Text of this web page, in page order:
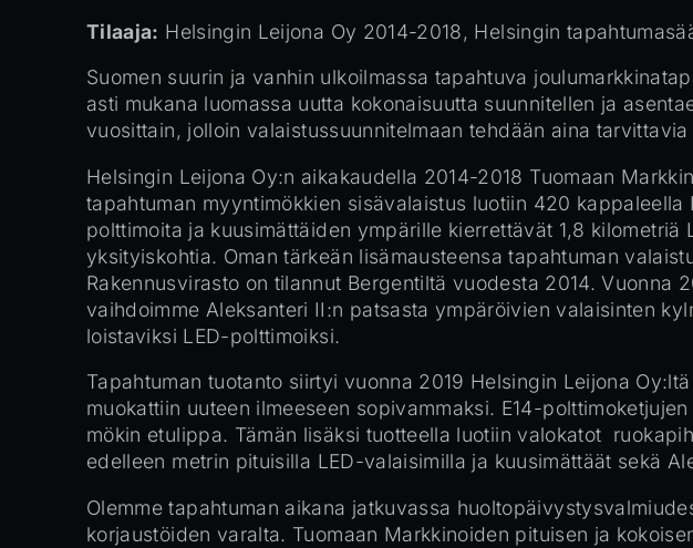
Tilaaja: Helsingin Leijona Oy 2014-2018, Helsingin
Suomen suurin ja vanhin ulkoilmassa tapahtuva
asti mukana luomassa uutta kokonaisuutta suunnitellen ja
vuosittain, jolloin valaistussuunnitelmaan tehdään aina
Helsingin Leijona Oy:n aikakaudella 2014-2018 Tuomaan
tapahtuman myyntimökkien sisävalaistus luotiin 420
polttimoita ja kuusimättäiden ympärille kierrettävät 1,8
yksityiskohtia. Oman tärkeän lisämausteensa tapahtuman
Rakennusvirasto on tilannut Bergentiltä vuodesta 2014.
vaihdoimme Aleksanteri II:n patsasta ympäröivien valaisinten
loistaviksi LED-polttimoiksi.
Tapahtuman tuotanto siirtyi vuonna 2019 Helsingin Leijona
muokattiin uuteen ilmeeseen sopivammaksi. E14-
mökin etulippa. Tämän lisäksi tuotteella luotiin valokatot
edelleen metrin pituisilla LED-valaisimilla ja kuusimättäät sekä
Olemme tapahtuman aikana jatkuvassa
korjaustöiden varalta. Tuomaan Markkinoiden pituisen ja